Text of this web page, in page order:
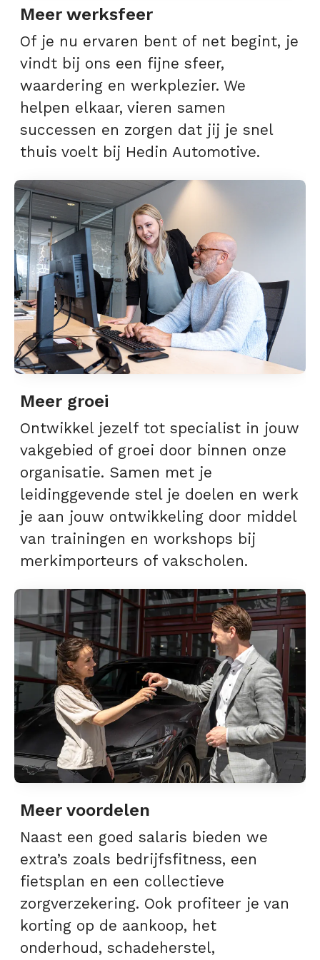
Meer werksfeer
Of je nu ervaren bent of net begint, je
vindt bij ons een fijne sfeer,
waardering en werkplezier. We
helpen elkaar, vieren samen
successen en zorgen dat jij je snel
thuis voelt bij Hedin Automotive.
Meer groei
Ontwikkel jezelf tot specialist in jouw
vakgebied of groei door binnen onze
organisatie. Samen met je
leidinggevende stel je doelen en werk
je aan jouw ontwikkeling door middel
van trainingen en workshops bij
merkimporteurs of vakscholen.
Meer voordelen
Naast een goed salaris bieden we
extra’s zoals bedrijfsfitness, een
fietsplan en een collectieve
zorgverzekering. Ook profiteer je van
korting op de aankoop, het
onderhoud, schadeherstel,